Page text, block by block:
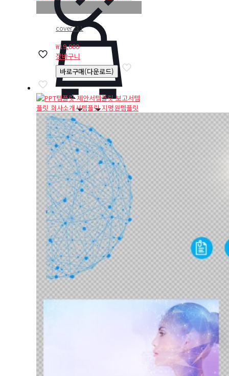
cover211
₩19,000
장바구니
바로구매(다운로드)